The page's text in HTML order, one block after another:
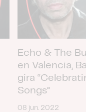
Echo & The
en Valencia,
gira
Songs”
08 jun. 2022